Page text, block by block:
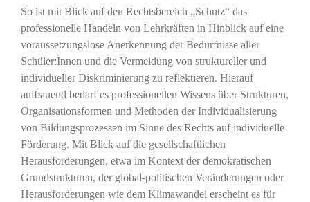
So ist mit Blick auf den Rechtsbereich „Schutz“ das
professionelle Handeln von Lehrkräften in Hinblick auf eine
voraussetzungslose Anerkennung der Bedürfnisse aller
Schüler:Innen und die Vermeidung von struktureller und
individueller Diskriminierung zu reflektieren. Hierauf
aufbauend bedarf es professionellen Wissens über Strukturen,
Organisationsformen und Methoden der Individualisierung
von Bildungsprozessen im Sinne des Rechts auf individuelle
Förderung. Mit Blick auf die gesellschaftlichen
Herausforderungen, etwa im Kontext der demokratischen
Grundstrukturen, der global-politischen Veränderungen oder
Herausforderungen wie dem Klimawandel erscheint es für